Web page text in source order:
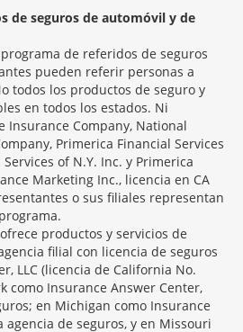
de seguros de automóvil y de
de referidos de seguros
pueden referir personas a
todos los productos de seguro y
en todos los estados. Ni
Insurance Company, National
Primerica Financial Services
of N.Y. Inc. y Primerica
Marketing Inc., licencia en CA
o sus filiales representan
productos y servicios de
filial con licencia de seguros
LLC (licencia de California No.
como Insurance Answer Center,
en Michigan como Insurance
agencia de seguros, y en Missouri